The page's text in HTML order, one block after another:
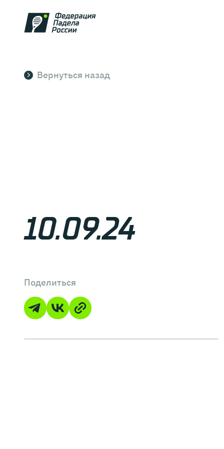
Вернуться назад
10.09.24
Поделиться